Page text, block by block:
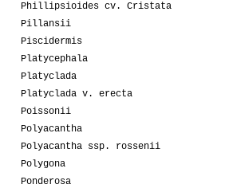
Phillipsioides cv. Cristata
Pillansii
Piscidermis
Platycephala
Platyclada
Platyclada v. erecta
Poissonii
Polyacantha
Polyacantha ssp. rossenii
Polygona
Ponderosa